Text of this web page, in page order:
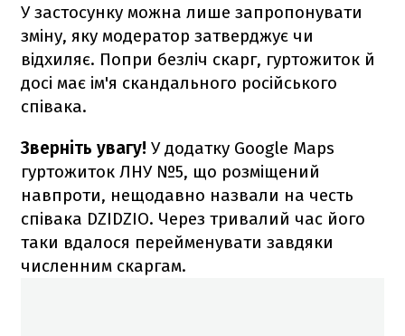
У застосунку можна лише запропонувати
зміну, яку модератор затверджує чи
відхиляє. Попри безліч скарг, гуртожиток й
досі має ім'я скандального російського
співака.
Зверніть увагу! У додатку Google Maps
гуртожиток ЛНУ №5, що розміщений
навпроти, нещодавно назвали на честь
співака DZIDZIO. Через тривалий час його
таки вдалося перейменувати завдяки
численним скаргам.